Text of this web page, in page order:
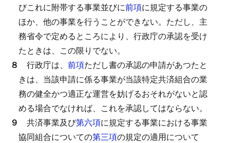
びこれに附帯する事業並びに前項に規定する事業の
ほか、他の事業を行うことができない。 ただし、主
務省令で定めるところにより、行政庁の承認を受け
たときは、この限りでない。
８ 行政庁は、 前項ただし書の承認の申請があつたと
きは、当該申請に係る事業が当該特定共済組合の業
務の健全かつ適正な運営を妨げるおそれがないと認
める場合でなければ、これを承認してはならない。
９ 共済事業及び第六項に規定する事業における事業
協同組合についての第三項の規定の適用について